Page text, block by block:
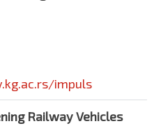
impuls
Railway Vehicles